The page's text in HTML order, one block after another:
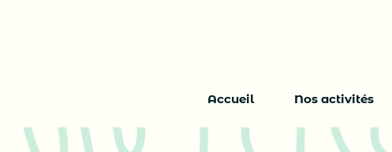
Accueil Nos activités